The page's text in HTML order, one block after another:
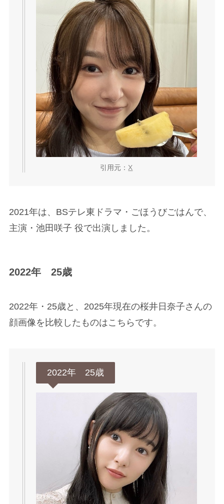
引用元： X
2021年は、BSテレ東ドラマ・ごほうびごはんで、
主演・池田咲子 役で出演しました。
2022年 25歳
2022年・25歳と、2025年現在の桜井日奈子さんの
顔画像を比較したものはこちらです。
2022年 25歳